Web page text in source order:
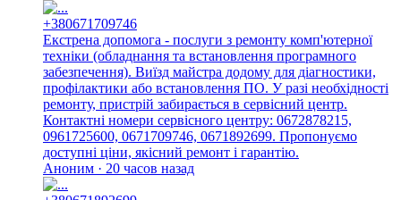
+380671709746
Екстрена допомога - послуги з ремонту комп'ютерної
техніки (обладнання та встановлення програмного
забезпечення). Виїзд майстра додому для діагностики,
профілактики або встановлення ПО. У разі необхідності
ремонту, пристрій забирається в сервісний центр.
Контактні номери сервісного центру: 0672878215,
0961725600, 0671709746, 0671892699. Пропонуємо
доступні ціни, якісний ремонт і гарантію.
Аноним · 20 часов назад